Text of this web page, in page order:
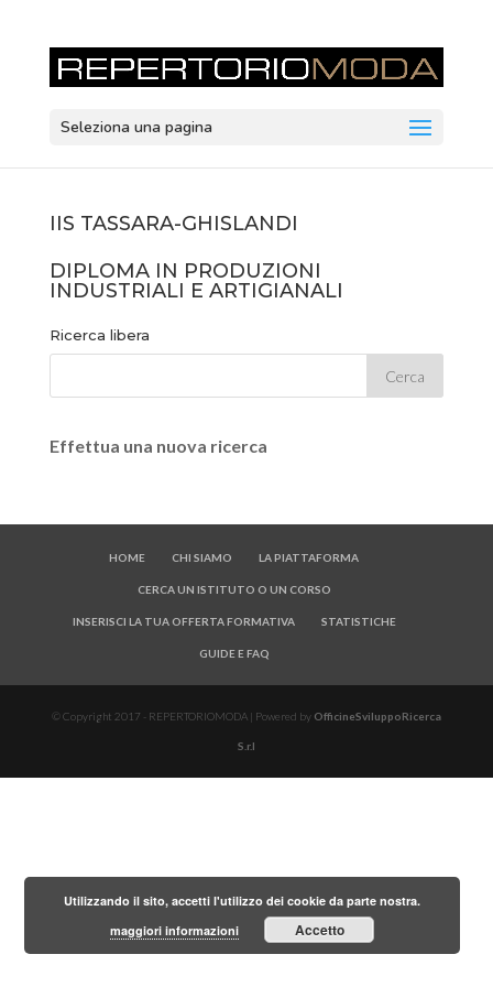
Seleziona una pagina
IIS TASSARA-GHISLANDI
DIPLOMA IN PRODUZIONI
INDUSTRIALI E ARTIGIANALI
Ricerca libera
Effettua una nuova ricerca
HOME CHI SIAMO LA PIATTAFORMA
CERCA UN ISTITUTO O UN CORSO
INSERISCI LA TUA OFFERTA FORMATIVA STATISTICHE
GUIDE E FAQ
© Copyright 2017 - REPERTORIOMODA | Powered by OfficineSviluppoRicerca
S.r.l
Utilizzando il sito, accetti l'utilizzo dei cookie da parte nostra.
maggiori informazioni
Accetto